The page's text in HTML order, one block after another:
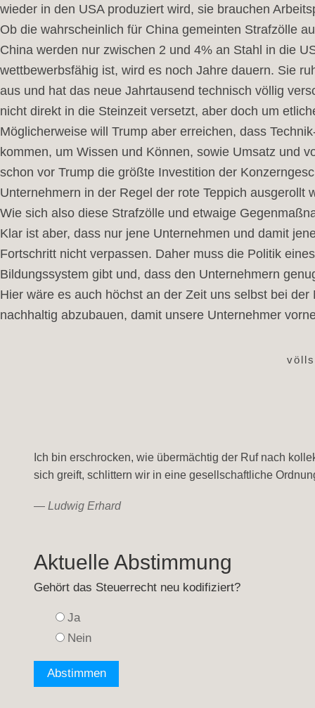
wieder in den USA produziert wird, sie brauchen
Ob die wahrscheinlich für China gemeinten Strafzölle
China werden nur zwischen 2 und 4% an Stahl in die
wettbewerbsfähig ist, wird es noch Jahre dauern. Sie
aus und hat das neue Jahrtausend technisch völlig
nicht direkt in die Steinzeit versetzt, aber doch um
Möglicherweise will Trump aber erreichen, dass
kommen, um Wissen und Können, sowie Umsatz und
schon vor Trump die größte Investition der
Unternehmern in der Regel der rote Teppich
Wie sich also diese Strafzölle und etwaige
Klar ist aber, dass nur jene Unternehmen und damit
Fortschritt nicht verpassen. Daher muss die Politik
Bildungssystem gibt und, dass den Unternehmern
Hier wäre es auch höchst an der Zeit uns selbst bei
nachhaltig abzubauen, damit unsere Unternehmer
Ich bin erschrocken, wie übermächtig der Ruf nach
sich greift, schlittern wir in eine gesellschaftliche
— Ludwig Erhard
Aktuelle Abstimmung
Gehört das Steuerrecht neu kodifiziert?
Ja
Nein